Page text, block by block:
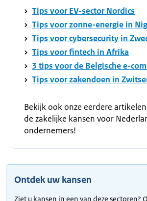
Tips voor EV-sector Nordics
Tips voor zonne-energie in
Tips voor cybersecurity in
Tips voor fintech in Afrika
3 tips voor de Belgische e-
Tips voor zakendoen in
Bekijk ook onze eerdere
de zakelijke kansen voor
ondernemers!
Ontdek uw kansen
Ziet u kansen in een van deze sectoren?